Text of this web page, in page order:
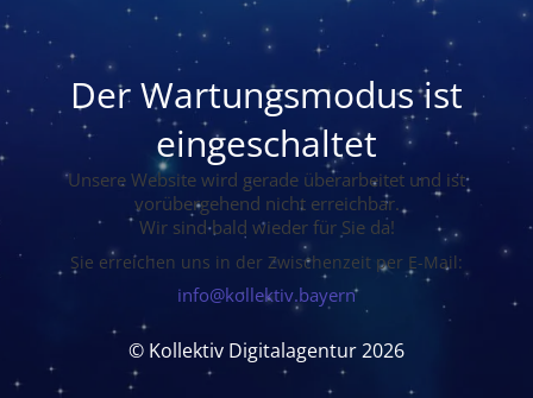
Der Wartungsmodus ist
eingeschaltet
Unsere Website wird gerade überarbeitet und ist
vorübergehend nicht erreichbar.
Wir sind bald wieder für Sie da!
Sie erreichen uns in der Zwischenzeit per E-Mail:
info@kollektiv.bayern
© Kollektiv Digitalagentur 2026